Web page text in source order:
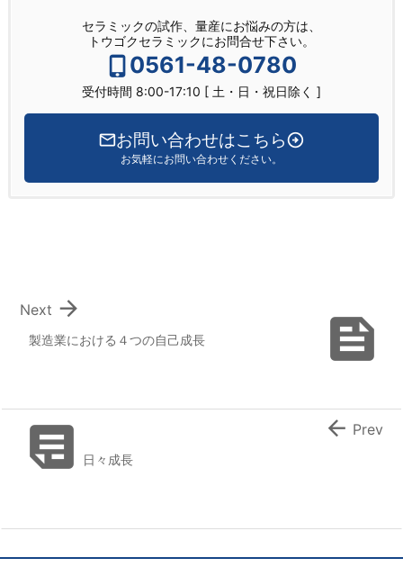
セラミックの試作、量産にお悩みの方は、
トウゴクセラミックにお問合せ下さい。
0561-48-0780
受付時間 8:00-17:10 [ 土・日・祝日除く ]
お問い合わせはこちら
お気軽にお問い合わせください。

製造業における４つの自己成長

Next
 日々成長
 Prev